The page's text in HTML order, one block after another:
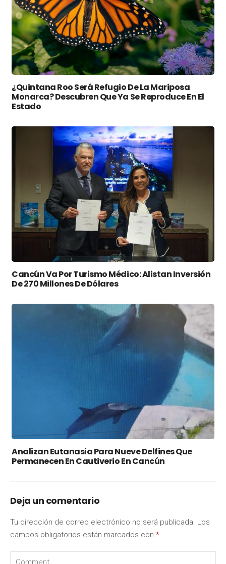
¿Quintana Roo Será Refugio De La Mariposa
Monarca? Descubren Que Ya Se Reproduce En El
Estado
Cancún Va Por Turismo Médico: Alistan Inversión
De 270 Millones De Dólares
Analizan Eutanasia Para Nueve Delfines Que
Permanecen En Cautiverio En Cancún
Deja un comentario
Tu dirección de correo electrónico no será publicada. Los
campos obligatorios están marcados con *